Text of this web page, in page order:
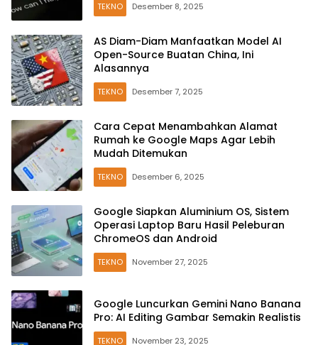
TEKNO Desember 8, 2025
AS Diam-Diam Manfaatkan Model AI
Open-Source Buatan China, Ini
Alasannya
TEKNO Desember 7, 2025
Cara Cepat Menambahkan Alamat
Rumah ke Google Maps Agar Lebih
Mudah Ditemukan
TEKNO Desember 6, 2025
Google Siapkan Aluminium OS, Sistem
Operasi Laptop Baru Hasil Peleburan
ChromeOS dan Android
TEKNO November 27, 2025
Google Luncurkan Gemini Nano Banana
Pro: AI Editing Gambar Semakin Realistis
TEKNO November 23, 2025